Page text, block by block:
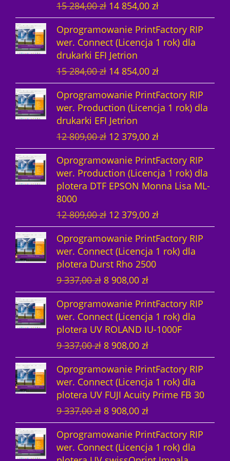
15 284,00zł P
i
e
r
w
o
t
n
a
c
e
n
a
w
y
o
i
:
1
5
2
8
4
,
0
0
z
ł
.
14 854,00 złA
k
t
u
l
n
a
c
n
a
w
y
n
i
:
5
4
,
z
ł
Oprogramowanie PrintFactory RIP
wer. Connect (Licencja 1 rok) dla
drukarki EFI Jetrion
15 284,00zł P
i
e
r
w
o
t
n
a
c
n
a
w
y
n
o
i
ł
:
1
5
2
8
4
,
0
0
14 854,00 złA
k
t
u
l
n
a
c
e
a
w
y
n
i
:
1
5
4
,
z
ł
Oprogramowanie PrintFactory RIP
wer. Production (Licencja 1 rok) dla
drukarki EFI Jetrion
12 809,00zł P
i
e
r
w
t
n
a
c
e
n
a
w
y
n
o
i
ł
:
1
2
8
12 379,00 złA
k
t
u
a
n
a
c
e
w
y
n
o
i
:
1
7
9
,
Oprogramowanie PrintFactory RIP
wer. Production (Licencja 1 rok) dla
plotera DTF EPSON Monna Lisa ML-
8000
12 809,00zł P
i
e
r
w
o
t
n
a
c
e
n
a
w
y
n
s
i
12 379,00 złA
k
t
u
n
a
c
e
a
w
y
n
i
:
Oprogramowanie PrintFactory RIP
wer. Connect (Licencja 1 rok) dla
plotera Durst Rho 2500
9 337,00zł P
i
e
r
w
o
t
n
a
c
e
n
a
w
8 908,00 złA
k
t
u
a
l
n
a
c
e
n
a
w
y
Oprogramowanie PrintFactory RIP
wer. Connect (Licencja 1 rok) dla
plotera UV ROLAND IU-1000F
9 337,00zł P
i
e
r
w
o
t
n
a
8 908,00 złA
k
t
u
a
l
n
a
c
Oprogramowanie PrintFactory RIP
wer. Connect (Licencja 1 rok) dla
plotera UV FUJI Acuity Prime FB 30
9 337,00zł P
i
e
r
8 908,00 złA
k
t
u
Oprogramowanie PrintFactory RIP
wer. Connect (Licencja 1 rok) dla